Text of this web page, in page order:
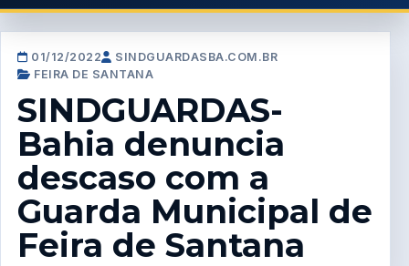
01/12/2022
SINDGUARDASBA.COM.BR
FEIRA DE SANTANA
SINDGUARDAS-
Bahia denuncia
descaso com a
Guarda Municipal de
Feira de Santana